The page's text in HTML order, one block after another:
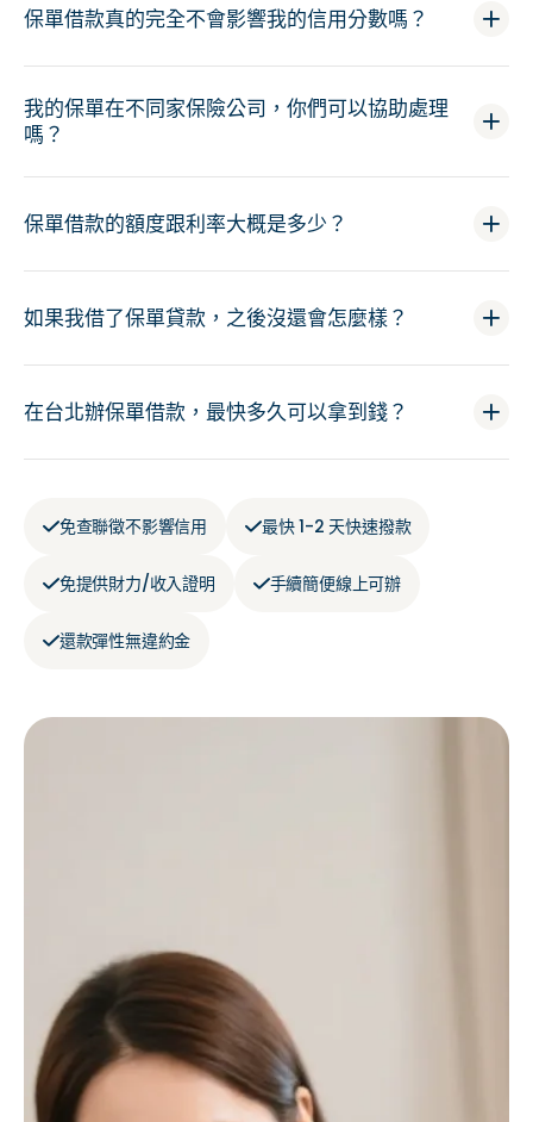
保單借款真的完全不會影響我的信用分數嗎？
我的保單在不同家保險公司，你們可以協助處理
嗎？
保單借款的額度跟利率大概是多少？
如果我借了保單貸款，之後沒還會怎麼樣？
在台北辦保單借款，最快多久可以拿到錢？
免查聯徵不影響信用 最快 1-2 天快速撥款
免提供財力/收入證明 手續簡便線上可辦
還款彈性無違約金